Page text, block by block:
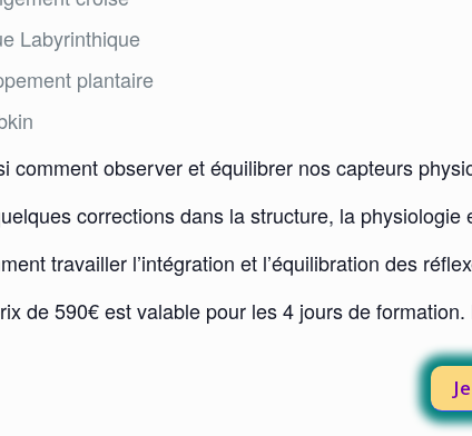
Labyrinthique
plantaire
comment observer et équilibrer nos capteurs
corrections dans la structure, la physiologie
travailler l’intégration et l’équilibration des
de 590€ est valable pour les 4 jours de